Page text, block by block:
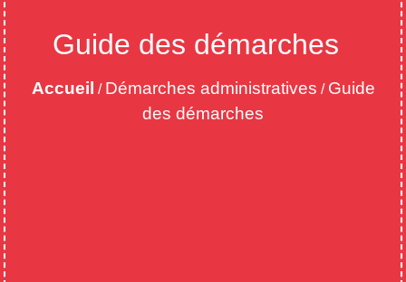
Guide des démarches
Accueil / Démarches administratives / Guide
des démarches